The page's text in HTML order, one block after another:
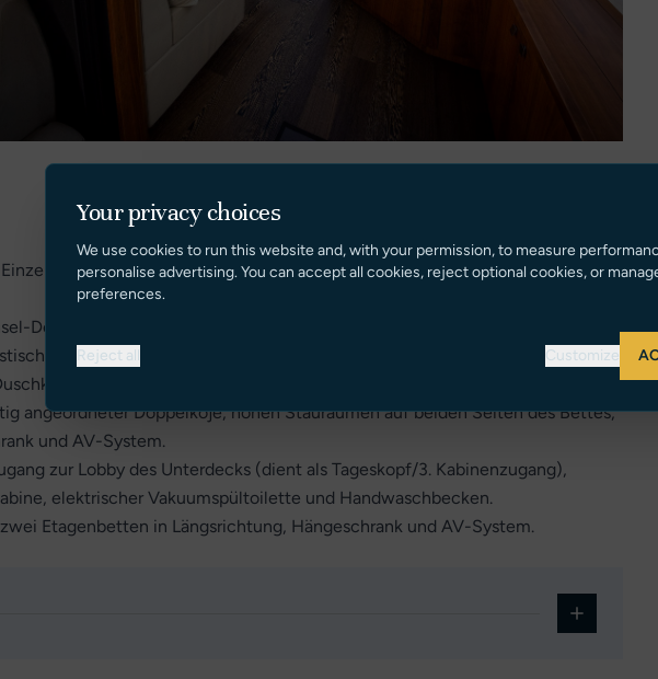
Doppelkoje in der Mitte, lineare Anrichte an Backbord mit Stauraum
an Steuerbord. Hängeschrank in voller Höhe und AV-System.
elektrischer Vakuumspülung und Handwaschbecken.
angeordneter Doppelkoje, hohen Stauräumen auf beiden Seiten des Bettes,
und AV-System.
zur Lobby des Unterdecks (dient als Tageskopf/3. Kabinenzugang),
elektrischer Vakuumspültoilette und Handwaschbecken.
Etagenbetten in Längsrichtung, Hängeschrank und AV-System.
Your privacy choices
We use cookies to run this website and, with your permission, to measure
personalise advertising. You can accept all cookies, reject optional cookies, or
preferences.
Reject all Customize